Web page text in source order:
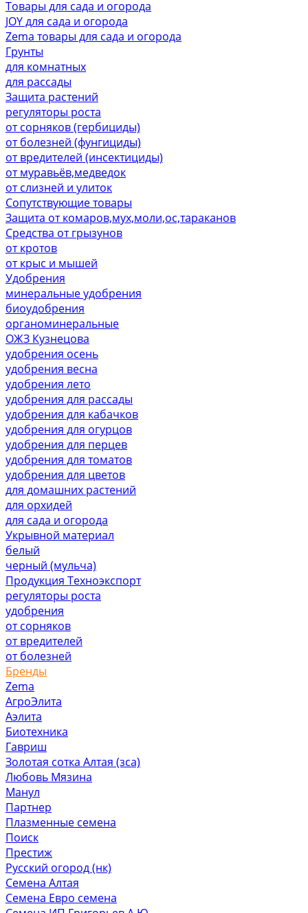
Товары для сада и огорода
JOY для сада и огорода
Zema товары для сада и огорода
Грунты
для комнатных
для рассады
Защита растений
регуляторы роста
от сорняков (гербициды)
от болезней (фунгициды)
от вредителей (инсектициды)
от муравьёв,медведок
от слизней и улиток
Сопутствующие товары
Защита от комаров,мух,моли,ос,тараканов
Средства от грызунов
от кротов
от крыс и мышей
Удобрения
минеральные удобрения
биоудобрения
органоминеральные
ОЖЗ Кузнецова
удобрения осень
удобрения весна
удобрения лето
удобрения для рассады
удобрения для кабачков
удобрения для огурцов
удобрения для перцев
удобрения для томатов
удобрения для цветов
для домашних растений
для орхидей
для сада и огорода
Укрывной материал
белый
черный (мульча)
Продукция Техноэкспорт
регуляторы роста
удобрения
от сорняков
от вредителей
от болезней
Бренды
Zema
АгроЭлита
Аэлита
Биотехника
Гавриш
Золотая сотка Алтая (зса)
Любовь Мязина
Манул
Партнер
Плазменные семена
Поиск
Престиж
Русский огород (нк)
Семена Алтая
Семена Евро семена